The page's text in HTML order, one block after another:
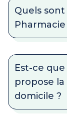
Quels sont
Est-ce
propose
domicile ?